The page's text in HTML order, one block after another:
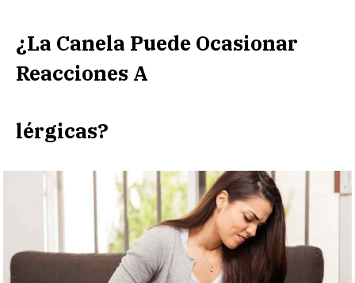
¿La Canela Puede Ocasionar
Reacciones A
lérgicas?